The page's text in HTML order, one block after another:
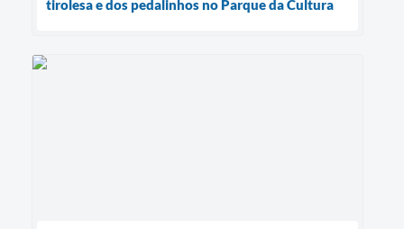
tirolesa e dos pedalinhos no Parque da Cultura